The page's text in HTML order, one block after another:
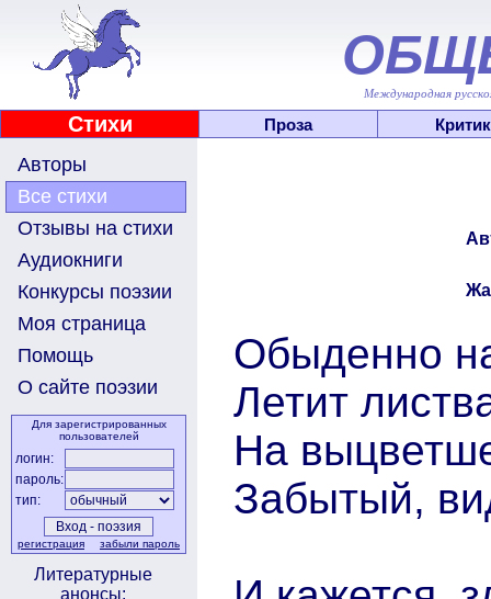
Международная
Стихи Проза
Авторы
Все стихи
Отзывы на стихи
Аудиокниги
Конкурсы поэзии
Моя страница
Помощь
О сайте поэзии
Для зарегистрированных
пользователей
логин:
пароль:
тип:
регистрация забыли пароль
Литературные
анонсы:
Обыденно
Летит
На
Забытый,